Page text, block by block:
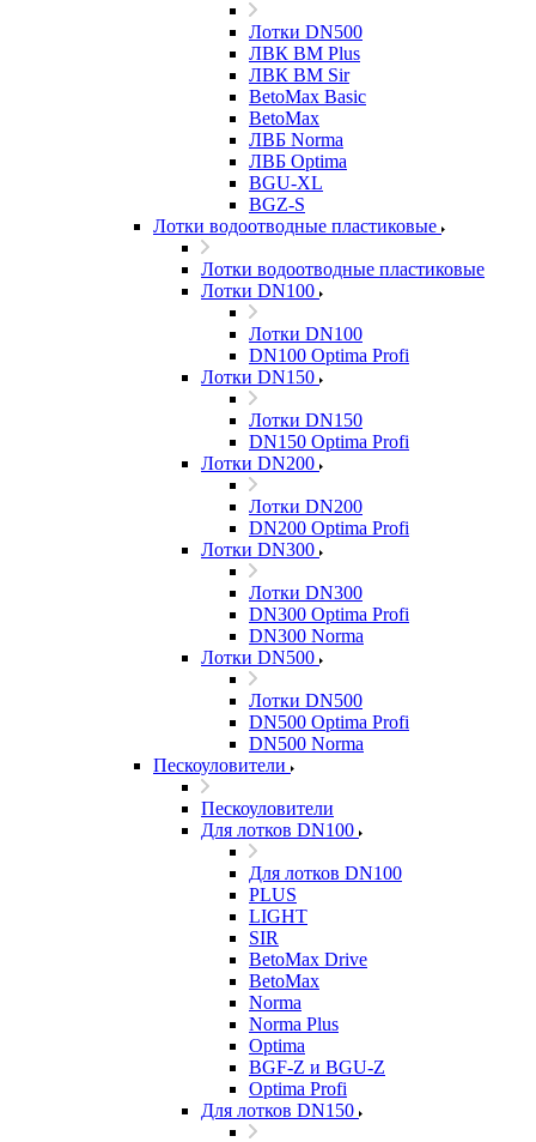
Лотки DN500
ЛВК ВМ Plus
ЛВК ВМ Sir
BetoMax Basic
BetoMax
ЛВБ Norma
ЛВБ Optima
BGU-XL
BGZ-S
Лотки водоотводные пластиковые
Лотки водоотводные пластиковые
Лотки DN100
Лотки DN100
DN100 Optima Profi
Лотки DN150
Лотки DN150
DN150 Optima Profi
Лотки DN200
Лотки DN200
DN200 Optima Profi
Лотки DN300
Лотки DN300
DN300 Optima Profi
DN300 Norma
Лотки DN500
Лотки DN500
DN500 Optima Profi
DN500 Norma
Пескоуловители
Пескоуловители
Для лотков DN100
Для лотков DN100
PLUS
LIGHT
SIR
BetoMax Drive
BetoMax
Norma
Norma Plus
Optima
BGF-Z и BGU-Z
Optima Profi
Для лотков DN150